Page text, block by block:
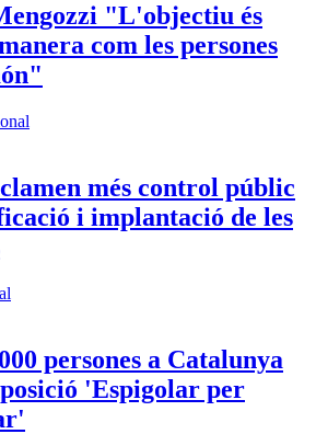
"L'objectiu és
com les persones
més control públic
i implantació de les
persones a Catalunya
'Espigolar per